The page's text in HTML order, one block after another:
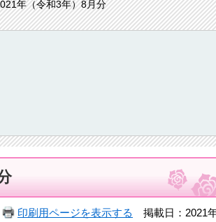
年（令和3年）8月分
印刷用ページを表示する 掲載日：2021